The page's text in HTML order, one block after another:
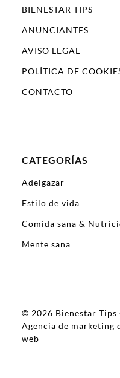
BIENESTAR TIPS
ANUNCIANTES
AVISO LEGAL
POLÍTICA DE
CONTACTO
CATEGORÍAS
Adelgazar
Estilo de vida
Comida sana &
Mente sana
© 2026 Bienestar Tips
Agencia de marketing
web